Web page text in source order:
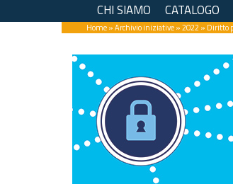
CHI SIAMO CATALOGO
Home»Archivio iniziative»2022» Diritto